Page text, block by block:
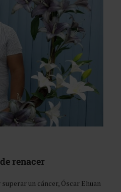
renacer
un cáncer, Óscar Ehuan